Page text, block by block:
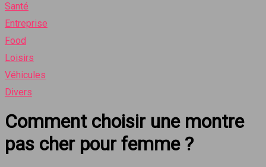
Santé
Entreprise
Food
Loisirs
Véhicules
Divers
Comment choisir une montre
pas cher pour femme ?